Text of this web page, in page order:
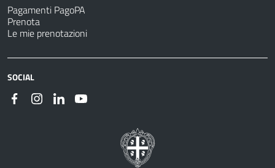
Pagamenti PagoPA
Prenota
Le mie prenotazioni
SOCIAL